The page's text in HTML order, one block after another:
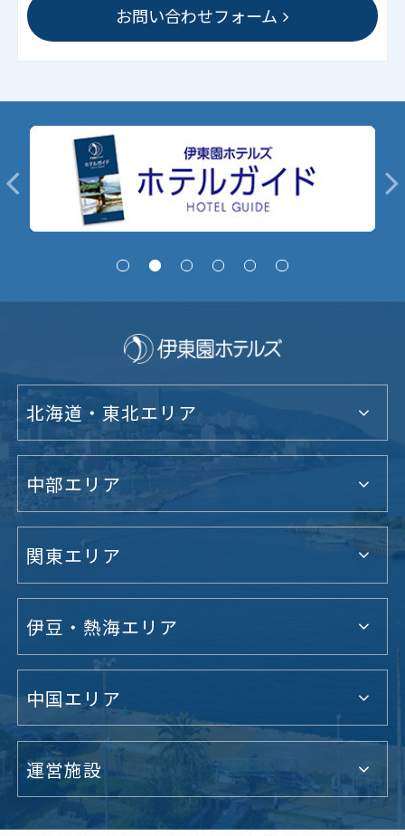
お問い合わせフォーム
北海道・東北エリア
中部エリア
関東エリア
伊豆・熱海エリア
中国エリア
運営施設